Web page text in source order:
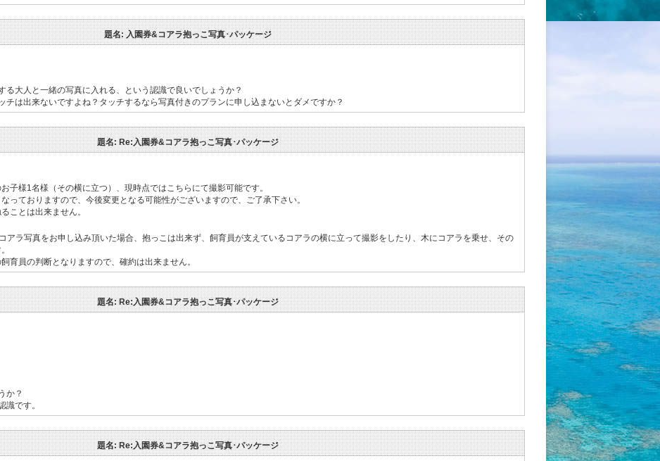
題名: 入園券&コアラ抱っこ写真･パッケージ
る大人と一緒の写真に入れる、という認識で良いでしょうか？
チは出来ないですよね？タッチするなら写真付きのプランに申し込まないとダメですか？
題名: Re:入園券&コアラ抱っこ写真･パッケージ
子様1名様（その横に立つ）、現時点ではこちらにて撮影可能です。
っておりますので、今後変更となる可能性がございますので、ご了承下さい。
ことは出来ません。
アラ写真をお申し込み頂いた場合、抱っこは出来ず、飼育員が支えているコアラの横に立って撮影をしたり、木にコアラを乗せ、その
育員の判断となりますので、確約は出来ません。
題名: Re:入園券&コアラ抱っこ写真･パッケージ
か？
識です。
題名: Re:入園券&コアラ抱っこ写真･パッケージ